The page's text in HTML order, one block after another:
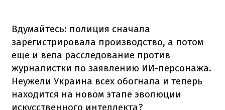
Вдумайтесь: полиция сначала
зарегистрировала производство, а потом
еще и вела расследование против
журналистки по заявлению ИИ-персонажа.
Неужели Украина всех обогнала и теперь
находится на новом этапе эволюции
искусственного интеллекта?